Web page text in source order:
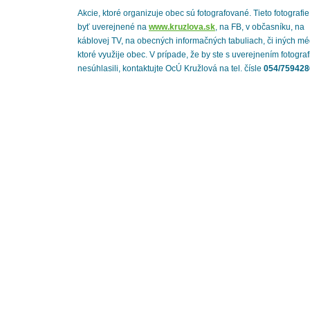
Akcie, ktoré organizuje obec sú fotografované. Tieto
byť uverejnené na www.kruzlova.sk, na FB, v občasníku, na
káblovej TV, na obecných informačných tabuliach, či iných
ktoré využije obec. V prípade, že by ste s uverejnením
nesúhlasili, kontaktujte OcÚ Kružlová na tel. čísle 054/